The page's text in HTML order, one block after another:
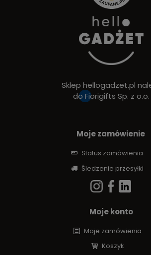
Sklep hellogadzet.pl
do Fiorigifts Sp. z o.o.
Moje zamówienie
Status zamówienia
Śledzenie przesyłki
Moje konto
Moje zamówienia
Koszyk